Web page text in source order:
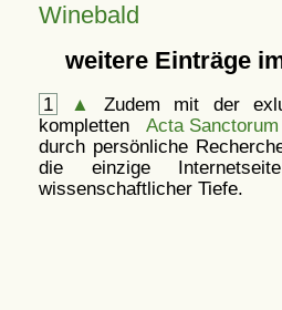
Winebald
weitere Einträge
1 ▲
Zudem mit der
kompletten Acta Sanctorum
durch persönliche
die einzige
wissenschaftlicher Tiefe.